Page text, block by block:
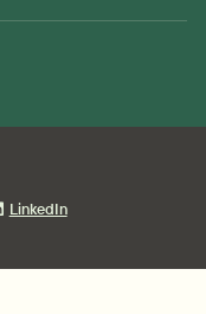
LinkedIn